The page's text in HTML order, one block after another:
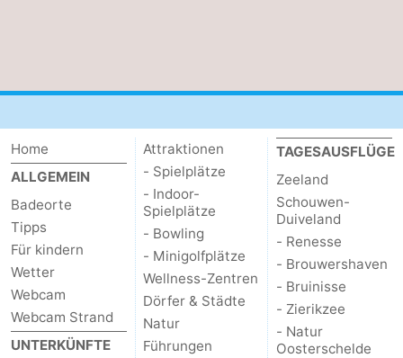
Walcherse
Dishoek
-
Middelburg
Zeeuws-
Vlaanderen
-
Nieuwvliet
-
Home
ALLGEMEIN
Badeorte
Tipps
Für kindern
Wetter
Webcam
Webcam Strand
UNTERKÜNFTE
Attraktionen
- Spielplätze
- Indoor-
Spielplätze
- Bowling
- Minigolfplätze
Wellness-Zentren
Dörfer & Städte
Natur
Führungen
TAGESAUSFLÜGE
Zeeland
Schouwen-
Duiveland
- Renesse
- Brouwershaven
- Bruinisse
- Zierikzee
- Natur
Oosterschelde